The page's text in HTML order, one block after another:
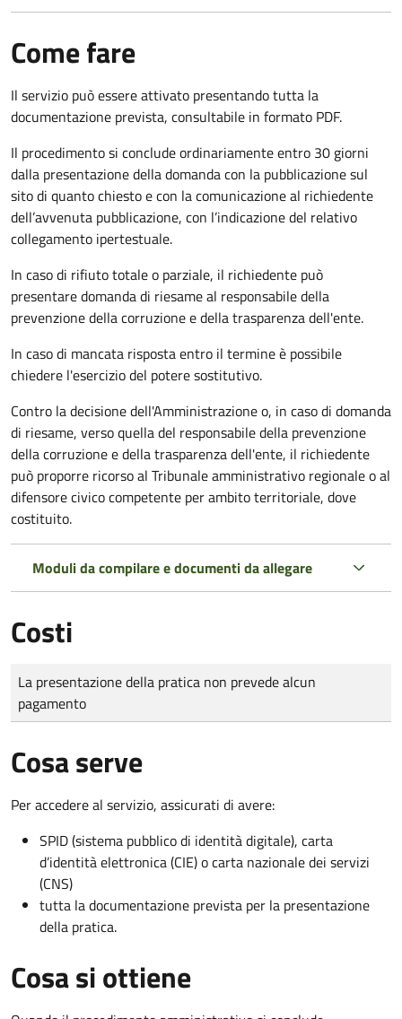
Come fare
Il servizio può essere attivato presentando tutta la
documentazione prevista, consultabile in formato PDF.
Il procedimento si conclude ordinariamente entro 30 giorni
dalla presentazione della domanda con la pubblicazione sul
sito di quanto chiesto e con la comunicazione al richiedente
dell’avvenuta pubblicazione, con l’indicazione del relativo
collegamento ipertestuale.
In caso di rifiuto totale o parziale, il richiedente può
presentare domanda di riesame al responsabile della
prevenzione della corruzione e della trasparenza dell'ente.
In caso di mancata risposta entro il termine è possibile
chiedere l'esercizio del potere sostitutivo.
Contro la decisione dell'Amministrazione o, in caso di domanda
di riesame, verso quella del responsabile della prevenzione
della corruzione e della trasparenza dell'ente, il richiedente
può proporre ricorso al Tribunale amministrativo regionale o al
difensore civico competente per ambito territoriale, dove
costituito.
Moduli da compilare e documenti da allegare
Costi
Tipo di pagamento
Importo
La presentazione della pratica non prevede alcun
pagamento
Cosa serve
Per accedere al servizio, assicurati di avere:
SPID (sistema pubblico di identità digitale), carta
d’identità elettronica (CIE) o carta nazionale dei servizi
(CNS)
tutta la documentazione prevista per la presentazione
della pratica.
Cosa si ottiene